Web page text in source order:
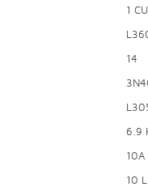
1
14
6.9
10A
10